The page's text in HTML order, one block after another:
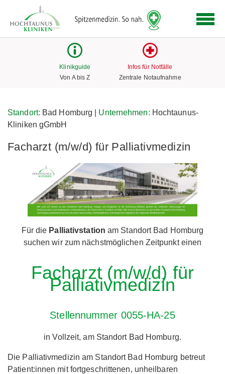
Link
zur
Klinikguide
Von A bis Z
Infos für Notfälle
Zentrale Notaufnahme
Standort: Bad Homburg | Unternehmen: Hochtaunus-
Kliniken gGmbH
Facharzt (m/w/d) für Palliativmedizin
Für die Palliativstationam Standort Bad Homburg
suchen wir zum nächstmöglichen Zeitpunkt einen
Facharzt (m/w/d) für
Palliativmedizin
Stellennummer 0055-HA-25
in Vollzeit, am Standort Bad Homburg.
Die Palliativmedizin am Standort Bad Homburg betreut
Patient:innen mit fortgeschrittenen, unheilbaren